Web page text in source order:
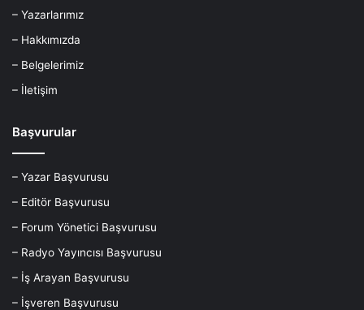
– Yazarlarımız
– Hakkımızda
– Belgelerimiz
– İletişim
Başvurular
– Yazar Başvurusu
– Editör Başvurusu
– Forum Yönetici Başvurusu
– Radyo Yayıncısı Başvurusu
– İş Arayan Başvurusu
– İşveren Başvurusu